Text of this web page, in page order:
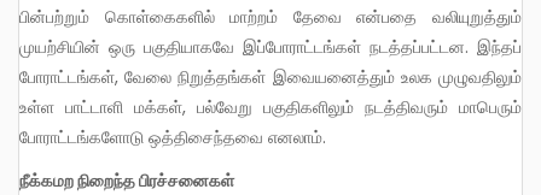
பின்பற்றும் கொள்கைகளில் மாற்றம் தேவை என்பதை வலியுறுத்தும்
முயற்சியின் ஒரு பகுதியாகவே இப்போராட்டங்கள் நடத்தப்பட்டன. இந்தப்
போராட்டங்கள், வேலை நிறுத்தங்கள் இவையனைத்தும் உலக முழுவதிலும்
உள்ள பாட்டாளி மக்கள், பல்வேறு பகுதிகளிலும் நடத்திவரும் மாபெரும்
போராட்டங்களோடு ஒத்திசைந்தவை எனலாம்.
நீக்கமற நிறைந்த பிரச்சனைகள்